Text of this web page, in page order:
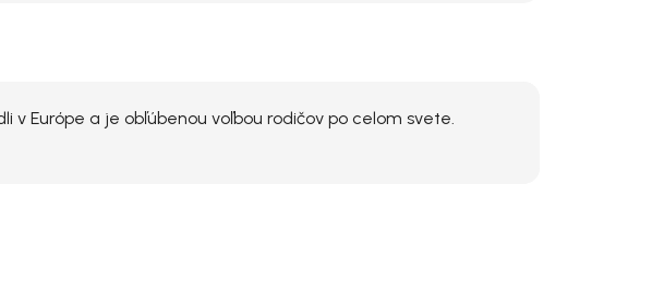
Európe a je obľúbenou voľbou rodičov po celom svete.